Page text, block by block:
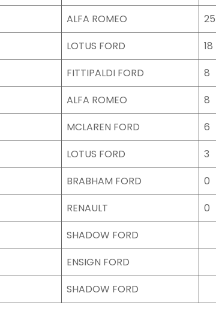
ALFA ROMEO 25
LOTUS FORD 18
FITTIPALDI FORD 8
ALFA ROMEO 8
MCLAREN FORD 6
LOTUS FORD 3
BRABHAM FORD 0
RENAULT 0
SHADOW FORD
ENSIGN FORD
SHADOW FORD